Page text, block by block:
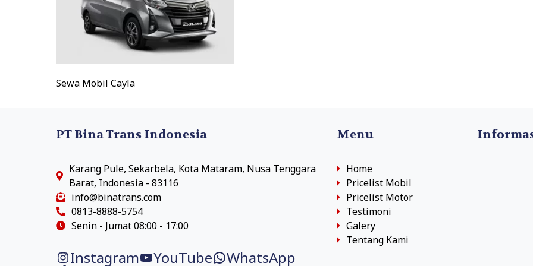
Sewa Mobil Cayla
PT Bina Trans Indonesia
Karang Pule, Sekarbela, Kota Mataram, Nusa Tenggara
Barat, Indonesia - 83116
info@binatrans.com
0813-8888-5754
Senin - Jumat 08:00 - 17:00
Instagram YouTube WhatsApp
Menu
Home
Pricelist Mobil
Pricelist Motor
Testimoni
Galery
Tentang Kami